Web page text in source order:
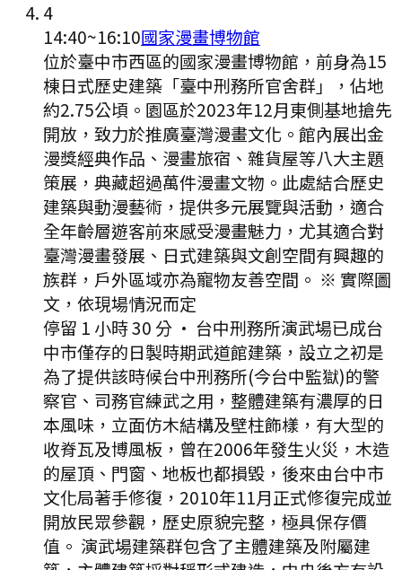
4
14:40~16:10國家漫畫博物館
位於臺中市西區的國家漫畫博物館，前身為15
棟日式歷史建築「臺中刑務所官舍群」，佔地
約2.75公頃。園區於2023年12月東側基地搶先
開放，致力於推廣臺灣漫畫文化。館內展出金
漫獎經典作品、漫畫旅宿、雜貨屋等八大主題
策展，典藏超過萬件漫畫文物。此處結合歷史
建築與動漫藝術，提供多元展覽與活動，適合
全年齡層遊客前來感受漫畫魅力，尤其適合對
臺灣漫畫發展、日式建築與文創空間有興趣的
族群，戶外區域亦為寵物友善空間。 ※ 實際圖
文，依現場情況而定
停留 1 小時 30 分 · 台中刑務所演武場已成台
中市僅存的日製時期武道館建築，設立之初是
為了提供該時候台中刑務所(今台中監獄)的警
察官、司務官練武之用，整體建築有濃厚的日
本風味，立面仿木結構及壁柱飾樣，有大型的
收脊瓦及博風板，曾在2006年發生火災，木造
的屋頂、門窗、地板也都損毀，後來由台中市
文化局著手修復，2010年11月正式修復完成並
開放民眾參觀，歷史原貌完整，極具保存價
值。 演武場建築群包含了主體建築及附屬建